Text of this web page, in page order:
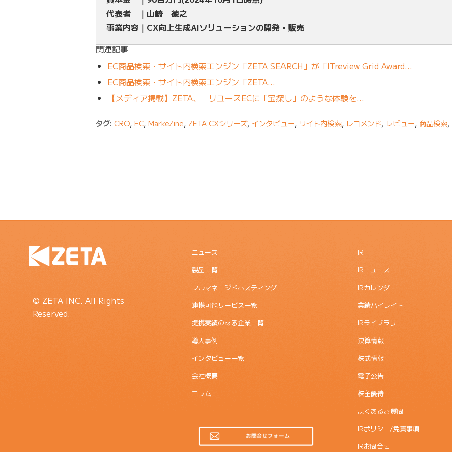
代表者 ｜山崎 徳之
事業内容｜CX向上生成AIソリューションの開発・販売
関連記事
EC商品検索・サイト内検索エンジン「ZETA SEARCH」が「ITreview Grid Award…
EC商品検索・サイト内検索エンジン「ZETA…
【メディア掲載】ZETA、『リユースECに「宝探し」のような体験を…
タグ: CRO, EC, MarkeZine, ZETA CXシリーズ, インタビュー, サイト内検索, レコメンド, レビュー, 商品検索,
© ZETA INC. All Rights
Reserved.
ニュース
製品一覧
フルマネージドホスティング
連携可能サービス一覧
提携実績のある企業一覧
導入事例
インタビュー一覧
会社概要
コラム
IR
IRニュース
IRカレンダー
業績ハイライト
IRライブラリ
決算情報
株式情報
電子公告
株主優待
よくあるご質問
IRポリシー/免責事項
IRお問合せ